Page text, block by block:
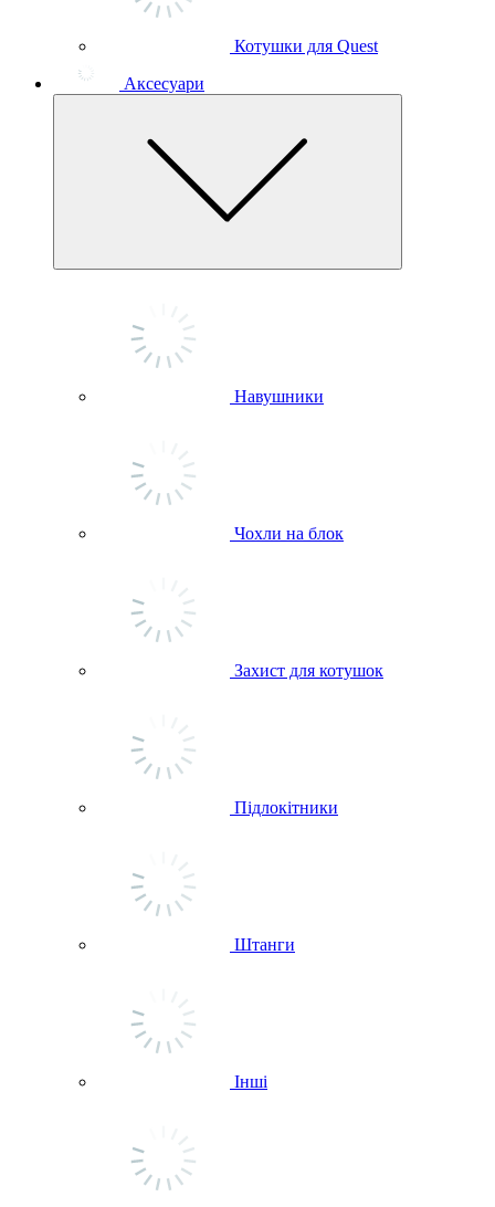
Котушки для Quest
Аксесуари
Навушники
Чохли на блок
Захист для котушок
Підлокітники
Штанги
Інші